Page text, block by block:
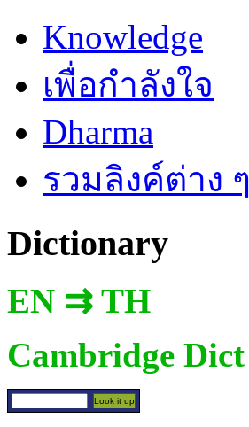
Knowledge
เพื่อกำลังใจ
Dharma
รวมลิงค์ต่าง ๆ
Dictionary
EN ⇉ TH
Cambridge Dict